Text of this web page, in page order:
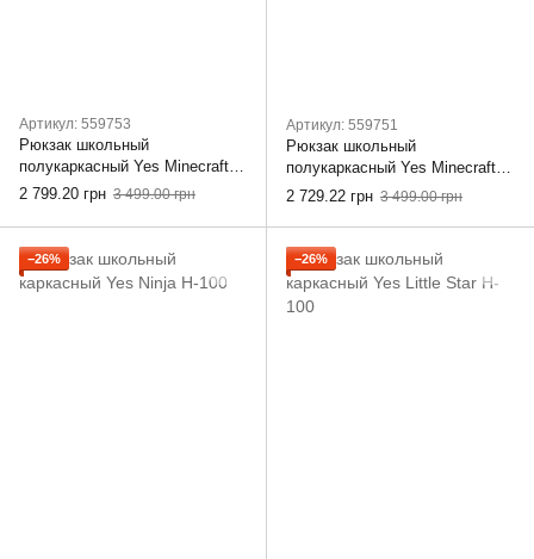
Артикул: 559753
Рюкзак школьный
полукаркасный Yes Minecraft
S-91
2 799.20 грн 3 499.00 грн
Артикул: 559751
Рюкзак школьный
полукаркасный Yes Minecraft
S-91
2 729.22 грн 3 499.00 грн
−26% −26%